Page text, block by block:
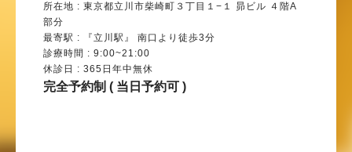
所在地 : 東京都立川市柴崎町３丁目１−１ 昴ビル ４階A
部分
最寄駅 : 『立川駅』 南口より徒歩3分
診療時間 : 9:00~21:00
休診日 : 365日年中無休
完全予約制 ( 当日予約可 )